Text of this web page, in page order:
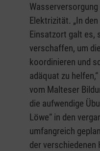
Elektrizität. „In
Einsatzort galt es,
verschaffen, um
koordinieren und
adäquat zu
vom Malteser
die aufwendige
Löwe“ in den
umfangreich
der